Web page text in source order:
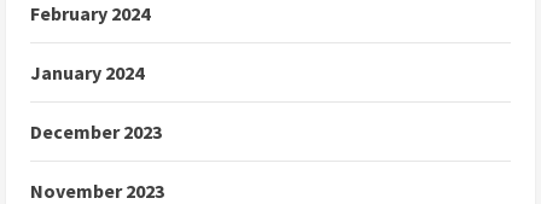
February 2024
January 2024
December 2023
November 2023